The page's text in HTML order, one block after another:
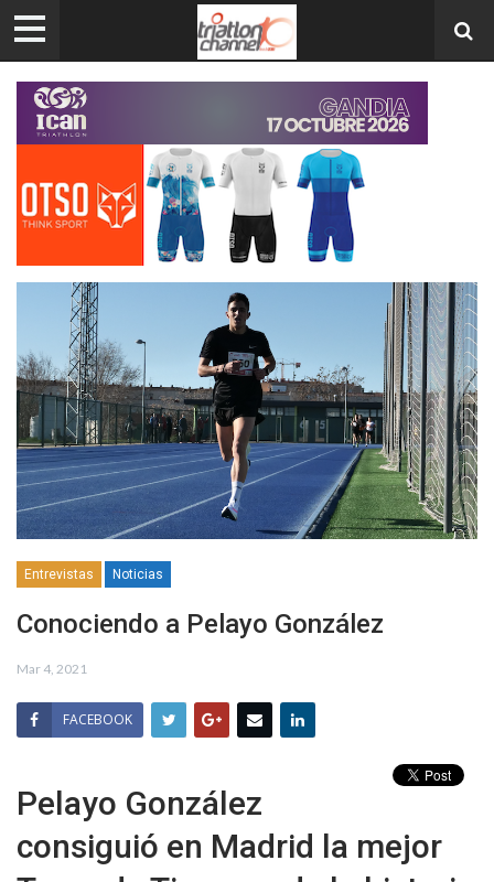
Entrevistas Noticias
Conociendo a Pelayo González
Mar 4, 2021
FACEBOOK
Pelayo González
consiguió en Madrid la mejor